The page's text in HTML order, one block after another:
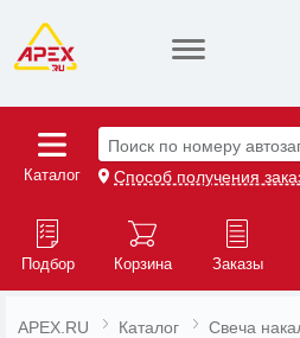
Каталог
Поиск по номеру
Способ получения
Подбор Корзина Заказы
APEX.RU Каталог
Свеча